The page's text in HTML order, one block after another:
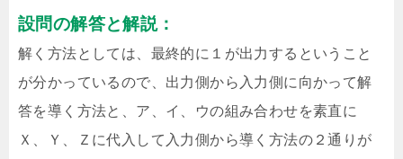
設問の解答と解説：
解く方法としては、最終的に１が出力するということ
が分かっているので、出力側から入力側に向かって解
答を導く方法と、ア、イ、ウの組み合わせを素直に
Ｘ、Ｙ、Ｚに代入して入力側から導く方法の２通りが